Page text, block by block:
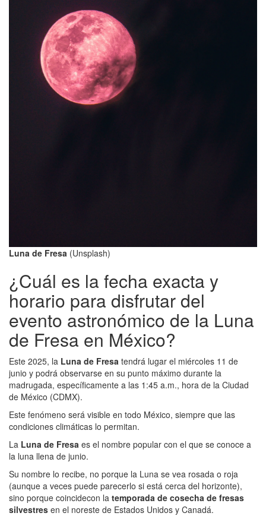
Luna de Fresa (Unsplash)
¿Cuál es la fecha exacta y
horario para disfrutar del
evento astronómico de la Luna
de Fresa en México?
Este 2025, la Luna de Fresa tendrá lugar el miércoles 11 de
junio y podrá observarse en su punto máximo durante la
madrugada, específicamente a las 1:45 a.m., hora de la Ciudad
de México (CDMX).
Este fenómeno será visible en todo México, siempre que las
condiciones climáticas lo permitan.
La Luna de Fresa es el nombre popular con el que se conoce a
la luna llena de junio.
Su nombre lo recibe, no porque la Luna se vea rosada o roja
(aunque a veces puede parecerlo si está cerca del horizonte),
sino porque coincidecon la temporada de cosecha de fresas
silvestres en el noreste de Estados Unidos y Canadá.